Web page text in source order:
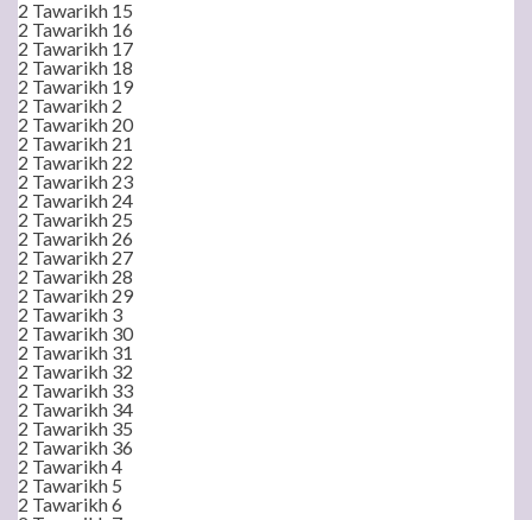
2 Tawarikh 15
2 Tawarikh 16
2 Tawarikh 17
2 Tawarikh 18
2 Tawarikh 19
2 Tawarikh 2
2 Tawarikh 20
2 Tawarikh 21
2 Tawarikh 22
2 Tawarikh 23
2 Tawarikh 24
2 Tawarikh 25
2 Tawarikh 26
2 Tawarikh 27
2 Tawarikh 28
2 Tawarikh 29
2 Tawarikh 3
2 Tawarikh 30
2 Tawarikh 31
2 Tawarikh 32
2 Tawarikh 33
2 Tawarikh 34
2 Tawarikh 35
2 Tawarikh 36
2 Tawarikh 4
2 Tawarikh 5
2 Tawarikh 6